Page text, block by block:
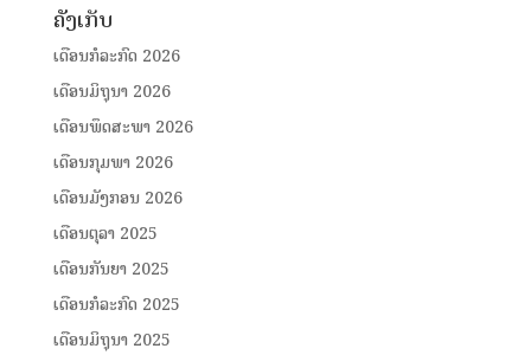
ຄັງເກັບ
ເດືອນກໍລະກົດ 2026
ເດືອນມິຖຸນາ 2026
ເດືອນພຶດສະພາ 2026
ເດືອນກຸມພາ 2026
ເດືອນມັງກອນ 2026
ເດືອນຕຸລາ 2025
ເດືອນກັນຍາ 2025
ເດືອນກໍລະກົດ 2025
ເດືອນມິຖຸນາ 2025